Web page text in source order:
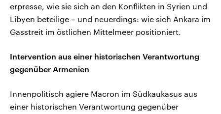
erpresse, wie sie sich an den Konflikten in Syrien und
Libyen beteilige – und neuerdings: wie sich Ankara im
Gasstreit im östlichen Mittelmeer positioniert.
Intervention aus einer historischen Verantwortung
gegenüber Armenien
Innenpolitisch agiere Macron im Südkaukasus aus
einer historischen Verantwortung gegenüber